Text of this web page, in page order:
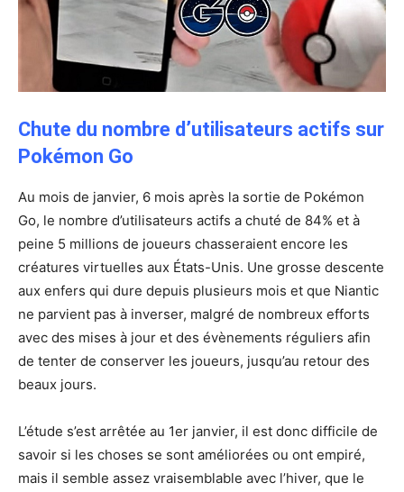
Chute du nombre d’utilisateurs actifs sur
Pokémon Go
Au mois de janvier, 6 mois après la sortie de Pokémon
Go, le nombre d’utilisateurs actifs a chuté de 84% et à
peine 5 millions de joueurs chasseraient encore les
créatures virtuelles aux États-Unis. Une grosse descente
aux enfers qui dure depuis plusieurs mois et que Niantic
ne parvient pas à inverser, malgré de nombreux efforts
avec des mises à jour et des évènements réguliers afin
de tenter de conserver les joueurs, jusqu’au retour des
beaux jours.
L’étude s’est arrêtée au 1er janvier, il est donc difficile de
savoir si les choses se sont améliorées ou ont empiré,
mais il semble assez vraisemblable avec l’hiver, que le